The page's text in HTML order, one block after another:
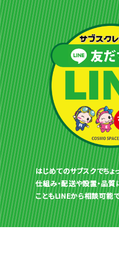
はじめてのサブスクでちょ
仕組み・配送や設置・品質
こともLINEから相談可能で